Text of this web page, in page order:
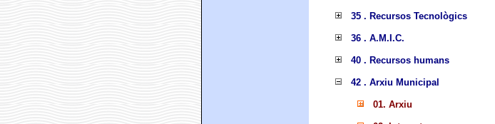
35 . Recursos Tecnològics
36 . A.M.I.C.
40 . Recursos humans
42 . Arxiu Municipal
01. Arxiu